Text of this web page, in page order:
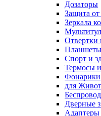
Дозаторы
Защита
Зеркала
Отвертки
Спорт и
Термосы
Фонарики
для
Дверные
Адаптеры